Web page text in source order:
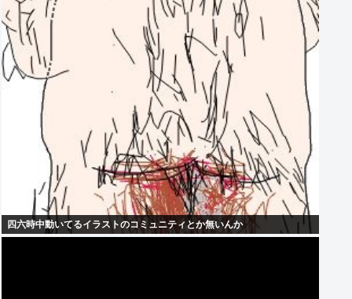
四六時中動いてるイラストのコミュニティとか無いんか